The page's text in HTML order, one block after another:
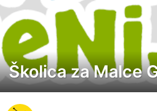
5
g
o
Školica za Malce